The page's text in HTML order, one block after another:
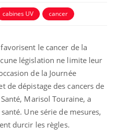
cabines UV cancer
le cancer de la
législation ne limite leur
de la Journée
de dépistage des cancers de
Marisol Touraine, a
Une série de mesures,
durcir les règles.